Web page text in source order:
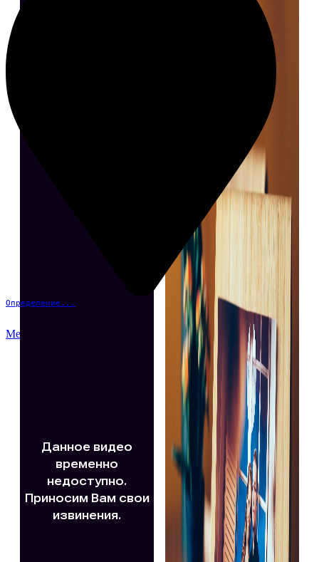
Определение...
Меню